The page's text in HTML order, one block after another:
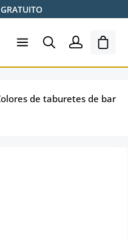
El
de taburetes de bar